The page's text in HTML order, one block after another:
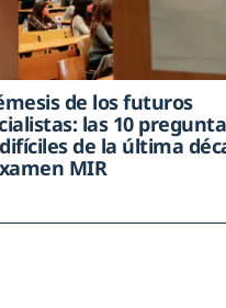
de los futuros
las 10
de la última
MIR